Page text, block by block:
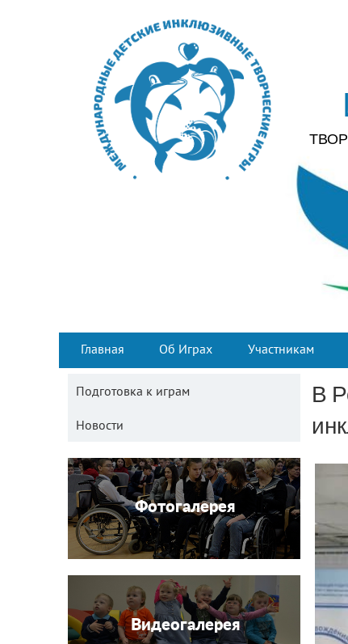
Главная Об Играх Участникам
Подготовка к играм
Новости
Фотогалерея
Видеогалерея
В